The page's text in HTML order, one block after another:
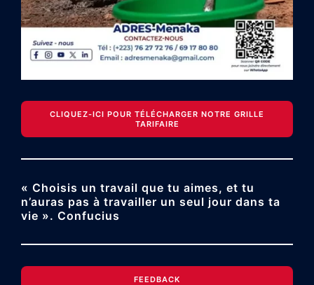
CLIQUEZ-ICI POUR TÉLÉCHARGER NOTRE GRILLE
TARIFAIRE
« Choisis un travail que tu aimes, et tu
n’auras pas à travailler un seul jour dans ta
vie ». Confucius
FEEDBACK